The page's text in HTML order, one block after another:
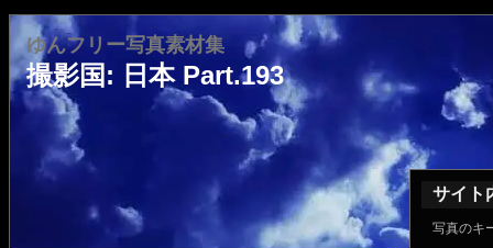
ゆんフリー写真素材集
撮影国: 日本 Part.193
サイト
写真のキ